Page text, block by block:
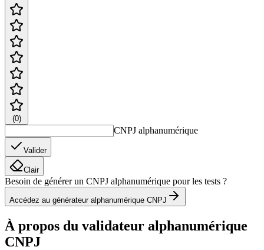
(0)
CNPJ alphanumérique
Valider
Clair
Besoin de générer un CNPJ alphanumérique pour les tests ?
Accédez au générateur alphanumérique CNPJ
À propos du validateur alphanumérique
CNPJ